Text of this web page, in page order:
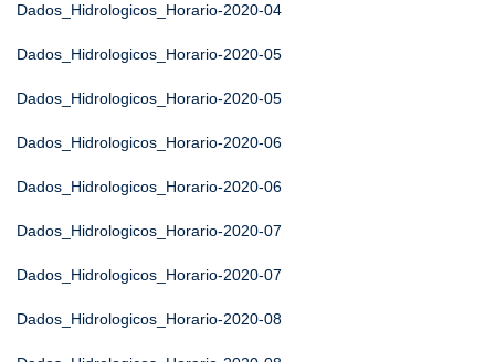
Dados_Hidrologicos_Horario-2020-04
Dados_Hidrologicos_Horario-2020-05
Dados_Hidrologicos_Horario-2020-05
Dados_Hidrologicos_Horario-2020-06
Dados_Hidrologicos_Horario-2020-06
Dados_Hidrologicos_Horario-2020-07
Dados_Hidrologicos_Horario-2020-07
Dados_Hidrologicos_Horario-2020-08